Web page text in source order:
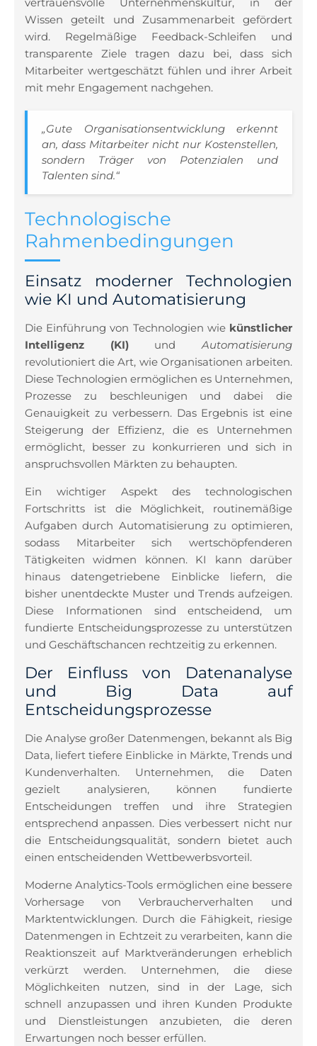
vertrauensvolle Unternehmenskultur, in der
Wissen geteilt und Zusammenarbeit gefördert
wird. Regelmäßige Feedback-Schleifen und
transparente Ziele tragen dazu bei, dass sich
Mitarbeiter wertgeschätzt fühlen und ihrer Arbeit
mit mehr Engagement nachgehen.
„Gute Organisationsentwicklung erkennt
an, dass Mitarbeiter nicht nur Kostenstellen,
sondern Träger von Potenzialen und
Talenten sind.“
Technologische
Rahmenbedingungen
Einsatz moderner Technologien
wie KI und Automatisierung
Die Einführung von Technologien wie künstlicher
Intelligenz (KI)undAutomatisierung
revolutioniert die Art, wie Organisationen arbeiten.
Diese Technologien ermöglichen es Unternehmen,
Prozesse zu beschleunigen und dabei die
Genauigkeit zu verbessern. Das Ergebnis ist eine
Steigerung der Effizienz, die es Unternehmen
ermöglicht, besser zu konkurrieren und sich in
anspruchsvollen Märkten zu behaupten.
Ein wichtiger Aspekt des technologischen
Fortschritts ist die Möglichkeit, routinemäßige
Aufgaben durch Automatisierung zu optimieren,
sodass Mitarbeiter sich wertschöpfenderen
Tätigkeiten widmen können. KI kann darüber
hinaus datengetriebene Einblicke liefern, die
bisher unentdeckte Muster und Trends aufzeigen.
Diese Informationen sind entscheidend, um
fundierte Entscheidungsprozesse zu unterstützen
und Geschäftschancen rechtzeitig zu erkennen.
Der Einfluss von Datenanalyse
und Big Data auf
Entscheidungsprozesse
Die Analyse großer Datenmengen, bekannt als Big
Data, liefert tiefere Einblicke in Märkte, Trends und
Kundenverhalten. Unternehmen, die Daten
gezielt analysieren, können fundierte
Entscheidungen treffen und ihre Strategien
entsprechend anpassen. Dies verbessert nicht nur
die Entscheidungsqualität, sondern bietet auch
einen entscheidenden Wettbewerbsvorteil.
Moderne Analytics-Tools ermöglichen eine bessere
Vorhersage von Verbraucherverhalten und
Marktentwicklungen. Durch die Fähigkeit, riesige
Datenmengen in Echtzeit zu verarbeiten, kann die
Reaktionszeit auf Marktveränderungen erheblich
verkürzt werden. Unternehmen, die diese
Möglichkeiten nutzen, sind in der Lage, sich
schnell anzupassen und ihren Kunden Produkte
und Dienstleistungen anzubieten, die deren
Erwartungen noch besser erfüllen.